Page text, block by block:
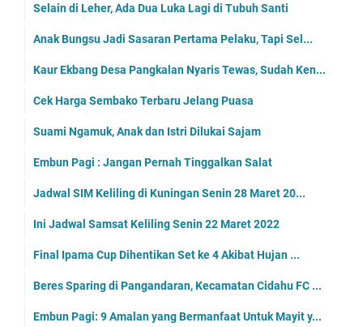
Selain di Leher, Ada Dua Luka Lagi di Tubuh Santi
Anak Bungsu Jadi Sasaran Pertama Pelaku, Tapi Sel...
Kaur Ekbang Desa Pangkalan Nyaris Tewas, Sudah Ken...
Cek Harga Sembako Terbaru Jelang Puasa
Suami Ngamuk, Anak dan Istri Dilukai Sajam
Embun Pagi : Jangan Pernah Tinggalkan Salat
Jadwal SIM Keliling di Kuningan Senin 28 Maret 20...
Ini Jadwal Samsat Keliling Senin 22 Maret 2022
Final Ipama Cup Dihentikan Set ke 4 Akibat Hujan ...
Beres Sparing di Pangandaran, Kecamatan Cidahu FC ...
Embun Pagi: 9 Amalan yang Bermanfaat Untuk Mayit y...